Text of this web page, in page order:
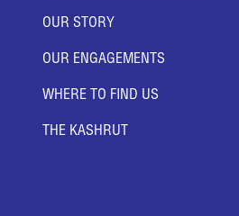
OUR STORY
OUR ENGAGEMENTS
WHERE TO FIND US
THE KASHRUT